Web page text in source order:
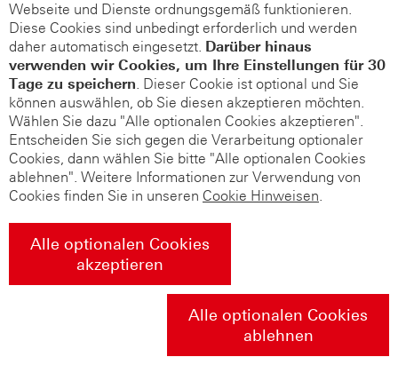
Webseite und Dienste ordnungsgemäß funktionieren.
Diese Cookies sind unbedingt erforderlich und werden
daher automatisch eingesetzt. Darüber hinaus
verwenden wir Cookies, um Ihre Einstellungen für 30
Tage zu speichern. Dieser Cookie ist optional und Sie
können auswählen, ob Sie diesen akzeptieren möchten.
Wählen Sie dazu "Alle optionalen Cookies akzeptieren".
Entscheiden Sie sich gegen die Verarbeitung optionaler
Cookies, dann wählen Sie bitte "Alle optionalen Cookies
ablehnen". Weitere Informationen zur Verwendung von
Cookies finden Sie in unseren Cookie Hinweisen.
Alle optionalen Cookies
akzeptieren
Alle optionalen Cookies
ablehnen